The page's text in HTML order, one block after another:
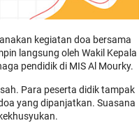
kegiatan doa bersama
langsung oleh Wakil Kepala
pendidik di MIS Al Mourky.
Para peserta didik tampak
yang dipanjatkan. Suasana